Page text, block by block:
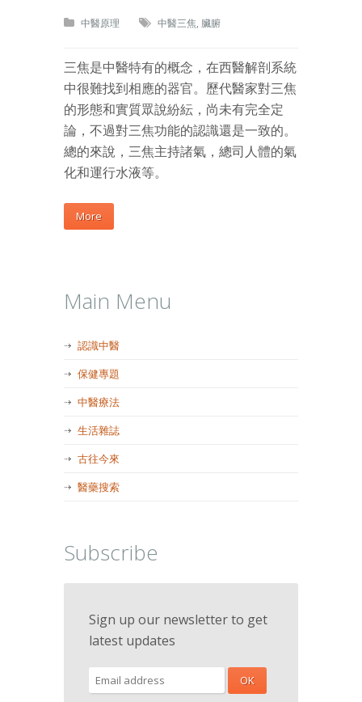
中醫原理 中醫三焦, 臟腑
三焦是中醫特有的概念，在西醫解剖系統
中很難找到相應的器官。歷代醫家對三焦
的形態和實質眾說紛紜，尚未有完全定
論，不過對三焦功能的認識還是一致的。
總的來說，三焦主持諸氣，總司人體的氣
化和運行水液等。
More
Main Menu
認識中醫
保健專題
中醫療法
生活雜誌
古往今來
醫藥搜索
Subscribe
Sign up our newsletter to get
latest updates